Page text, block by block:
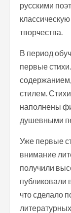
русскими
творчества.
В период
первые
стилем.
наполнены
душевными
Уже первые
внимание
получили
публиковали
что сделало